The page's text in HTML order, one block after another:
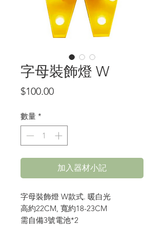
字母裝飾燈 W
$100.00價
數量 *
加入器材小記
字母裝飾燈 W款式. 暖白光
高約22CM, 寬約18-23CM
需自備3號電池*2